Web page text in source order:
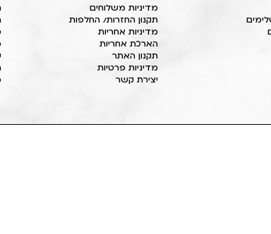
מדיניות משלוחים
תקנון החזרות/ החלפות
מדיניות אחריות
הארכת אחריות
תקנון האתר
מדיניות פרטיות
יצירת קשר